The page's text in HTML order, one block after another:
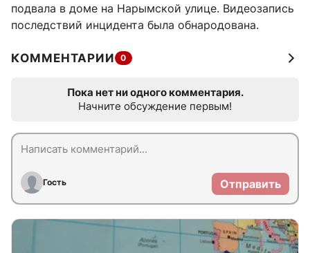
подвала в доме на Нарымской улице. Видеозапись
последствий инцидента была обнародована.
КОММЕНТАРИИ 0
Пока нет ни одного комментария.
Начните обсуждение первым!
Гость Отправить